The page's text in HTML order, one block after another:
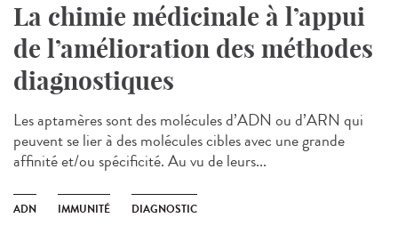
La chimie médicinale à l’appui
de l’amélioration des méthodes
diagnostiques
Les aptamères sont des molécules d’ADN ou d’ARN qui
peuvent se lier à des molécules cibles avec une grande
affinité et/ou spécificité. Au vu de leurs...
ADN IMMUNITÉ DIAGNOSTIC